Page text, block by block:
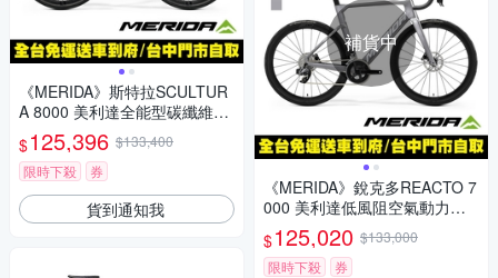
《MERIDA》斯特拉SCULTUR
A 8000 美利達全能型碳纖維碟
煞公路車 無附踏板/Ultegra無線
變速/公路車/自行車
$125,396 $133,400
限時下殺
券
貨到通知我
補貨中
《MERIDA》銳克多REACTO 7
000 美利達低風阻空氣動力碳
纖跑車/公路車 無附踏板/SRAM
電變/附功率計/碳纖輪組
$125,020 $133,000
限時下殺
券